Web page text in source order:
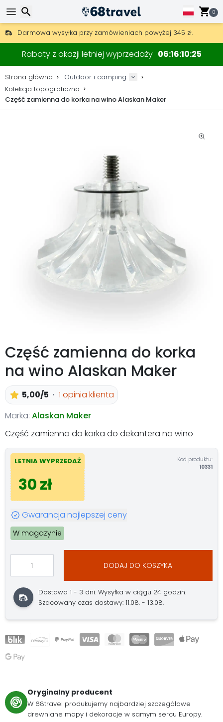
0
Darmowa wysyłka przy zamówieniach powyżej 345 zł.
30 dni na zwrot, 90 dni na drewniane mapy i dekoracje.
Najlepsze ceny na sprzęt outdoorowy i akcesoria.
Rabaty z okazji letniej wyprzedaży 06161024
Strona główna
Outdoor i camping
Kolekcja topograficzna
Część zamienna do korka na wino Alaskan Maker
Część zamienna do korka
na wino Alaskan Maker
5,00/5
1 opinia klienta
Marka: Alaskan Maker
Część zamienna do korka do dekantera na wino
LETNIA WYPRZEDAŻ
30 zł
Kod produktu:
10331
Gwarancja najlepszej ceny
W magazynie
DODAJ DO KOSZYKA
Dostawa 1 - 3 dni. Wysyłka w ciągu 24 godzin.
Szacowany czas dostawy: 11.08. - 13.08.
Oryginalny producent
W 68travel produkujemy najbardziej szczegółowe
drewniane mapy i dekoracje w samym sercu Europy.
Wyszukaj
Wyszukaj